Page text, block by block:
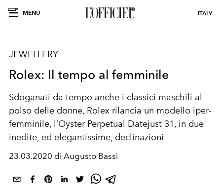
MENU ITALY
JEWELLERY
Rolex: Il tempo al femminile
Sdoganati da tempo anche i classici maschili al
polso delle donne, Rolex rilancia un modello iper-
femminile, l’Oyster Perpetual Datejust 31, in due
inedite, ed elegantissime, declinazioni
23.03.2020 di Augusto Bassi